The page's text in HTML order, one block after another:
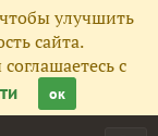
улучшить
сайта.
с
ок